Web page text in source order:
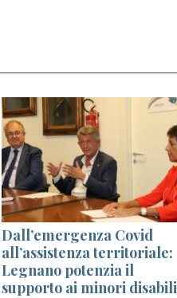
Dall’emergenza Covid
all’assistenza territoriale:
Legnano potenzia il
supporto ai minori disabili